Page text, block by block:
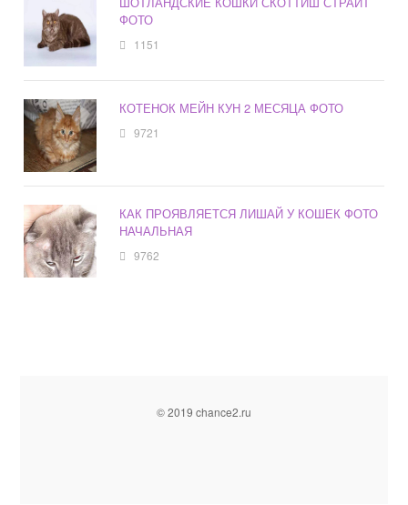
ФОТО
1151
КОТЕНОК МЕЙН КУН 2 МЕСЯЦА ФОТО
9721
КАК ПРОЯВЛЯЕТСЯ ЛИШАЙ У КОШЕК ФОТО
НАЧАЛЬНАЯ
9762
© 2019 chance2.ru